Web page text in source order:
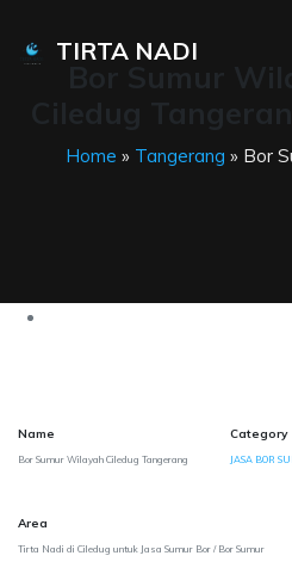
TIRTA NADI
Home » Tangerang » Bor
Name
Bor Sumur Wilayah Ciledug Tangerang
Category
JASA BOR
Area
Tirta Nadi di Ciledug untuk Jasa Sumur Bor / Bor Sumur